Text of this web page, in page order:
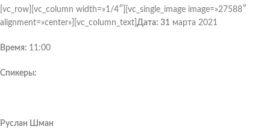
[vc_row][vc_column width=»1/4″][vc_single_image image=»27588″
alignment=»center»][vc_column_text] Дата: 31 марта 2021
Время: 11:00
Спикеры:
Руслан Шман